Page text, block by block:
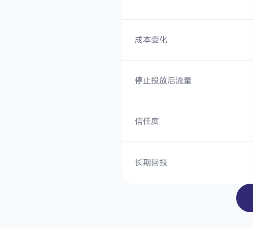
成本变化
停止投放后流量
信任度
长期回报